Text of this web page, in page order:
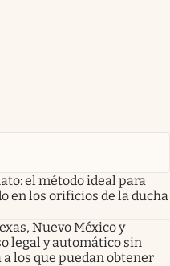
el método ideal para
en los orificios de la ducha
Nuevo México y
legal y automático sin
los que puedan obtener